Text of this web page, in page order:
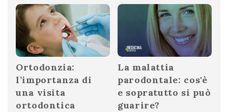
Ortodonzia:
l’importanza di
una visita
ortodontica
La malattia
parodontale: cos'è
e sopratutto si può
guarire?